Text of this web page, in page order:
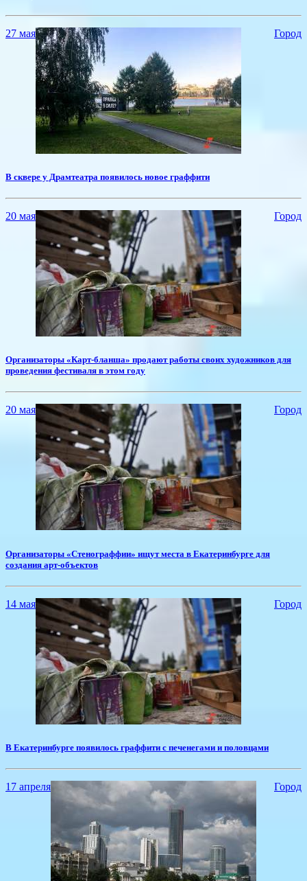
27 мая Город
В сквере у Драмтеатра появилось новое граффити
20 мая Город
Организаторы «Карт-бланша» продают работы своих художников для
проведения фестиваля в этом году
20 мая Город
Организаторы «Стенограффии» ищут места в Екатеринбурге для
создания арт-объектов
14 мая Город
В Екатеринбурге появилось граффити с печенегами и половцами
17 апреля Город